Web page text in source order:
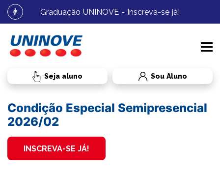
Graduação UNINOVE - Inscreva-se já!
Sou Aluno
PROCESSOS SELETIVOS
MEDICINA
CURSOS
Condição Especial Semipresencial
2026/02
INSCREVA-SE JÁ!